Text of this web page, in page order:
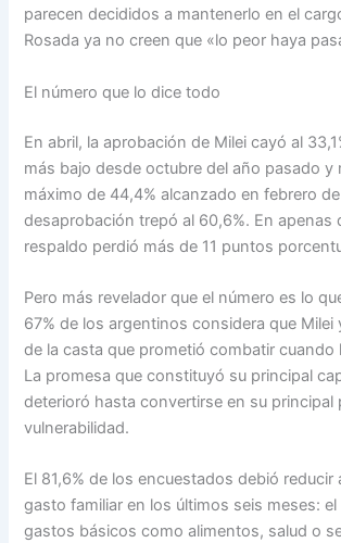
parecen decididos a mantenerlo en el
Rosada ya no creen que «lo peor haya
El número que lo dice todo
En abril, la aprobación de Milei cayó al
más bajo desde octubre del año pasado y
máximo de 44,4% alcanzado en febrero
desaprobación trepó al 60,6%. En apenas
respaldo perdió más de 11 puntos
Pero más revelador que el número es lo
67% de los argentinos considera que Milei
de la casta que prometió combatir cuando
La promesa que constituyó su principal
deterioró hasta convertirse en su principal
vulnerabilidad.
El 81,6% de los encuestados debió reducir
gasto familiar en los últimos seis meses:
gastos básicos como alimentos, salud o